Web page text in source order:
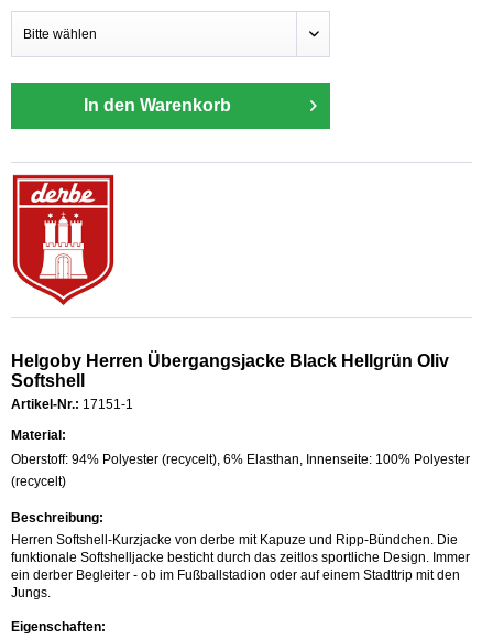
In den Warenkorb
Helgoby Herren Übergangsjacke Black Hellgrün Oliv
Softshell
Artikel-Nr.: 17151-1
Material:
Oberstoff: 94% Polyester (recycelt), 6% Elasthan, Innenseite: 100% Polyester
(recycelt)
Beschreibung:
Herren Softshell-Kurzjacke von derbe mit Kapuze und Ripp-Bündchen. Die
funktionale Softshelljacke besticht durch das zeitlos sportliche Design. Immer
ein derber Begleiter - ob im Fußballstadion oder auf einem Stadttrip mit den
Jungs.
Eigenschaften: